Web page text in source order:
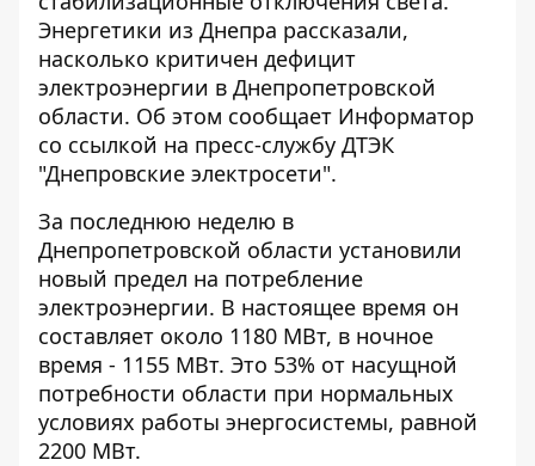
Энергетики из Днепра рассказали,
насколько критичен дефицит
электроэнергии в Днепропетровской
области. Об этом сообщает Информатор
со ссылкой на пресс-службу ДТЭК
"Днепровские электросети".
За последнюю неделю в
Днепропетровской области установили
новый предел на потребление
электроэнергии. В настоящее время он
составляет около 1180 МВт, в ночное
время - 1155 МВт. Это 53% от насущной
потребности области при нормальных
условиях работы энергосистемы, равной
2200 МВт.